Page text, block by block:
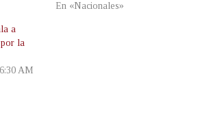
En «Nacionales»
a
la
AM